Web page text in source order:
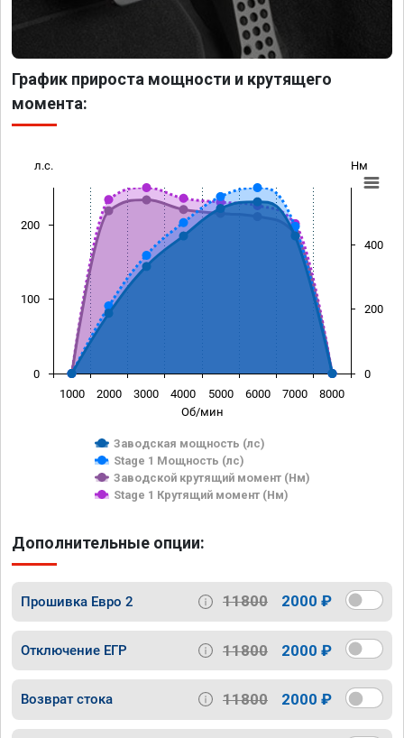
График прироста мощности и крутящего
момента:
Об/мин
л.с. Нм
Заводская мощность (лс)
Stage 1 Мощность (лс)
Заводской крутящий момент (Нм)
Stage 1 Крутящий момент (Нм)
1000 2000 3000 4000 5000 6000 7000 8000
0
100
200
0
200
400
Дополнительные опции:
Прошивка Евро 2 11800 2000 ₽
Отключение ЕГР 11800 2000 ₽
Возврат стока 11800 2000 ₽